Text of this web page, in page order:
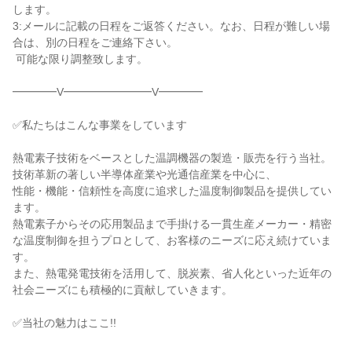
します。
3:メールに記載の日程をご返答ください。なお、日程が難しい場
合は、別の日程をご連絡下さい。
━━━━V━━━━━━━━V━━━━
✅私たちはこんな事業をしています
熱電素子技術をベースとした温調機器の製造・販売を行う当社。
技術革新の著しい半導体産業や光通信産業を中心に、
性能・機能・信頼性を高度に追求した温度制御製品を提供してい
ます。
熱電素子からその応用製品まで手掛ける一貫生産メーカー・精密
な温度制御を担うプロとして、お客様のニーズに応え続けていま
す。
また、熱電発電技術を活用して、脱炭素、省人化といった近年の
社会ニーズにも積極的に貢献していきます。
✅当社の魅力はここ!!